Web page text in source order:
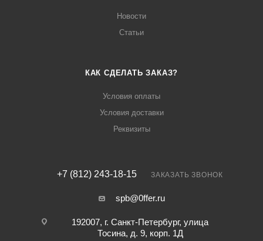
Новости
Статьи
КАК СДЕЛАТЬ ЗАКАЗ?
Условия оплаты
Условия доставки
Реквизиты
+7 (812) 243-18-15 ЗАКАЗАТЬ ЗВОНОК
spb@0ffer.ru
192007, г. Санкт-Петербург, улица
Тосина, д. 9, корп. 1Д